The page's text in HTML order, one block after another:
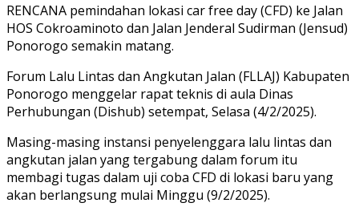
RENCANA pemindahan lokasi car free day (CFD) ke Jalan
HOS Cokroaminoto dan Jalan Jenderal Sudirman (Jensud)
Ponorogo semakin matang.
Forum Lalu Lintas dan Angkutan Jalan (FLLAJ) Kabupaten
Ponorogo menggelar rapat teknis di aula Dinas
Perhubungan (Dishub) setempat, Selasa (4/2/2025).
Masing-masing instansi penyelenggara lalu lintas dan
angkutan jalan yang tergabung dalam forum itu
membagi tugas dalam uji coba CFD di lokasi baru yang
akan berlangsung mulai Minggu (9/2/2025).